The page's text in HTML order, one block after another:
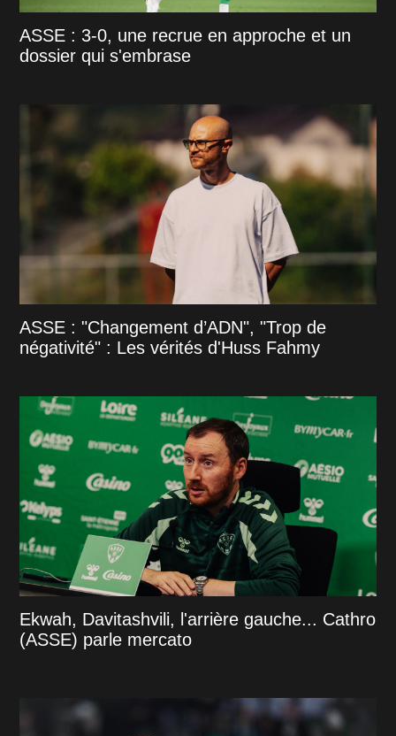
ASSE : 3-0, une recrue en approche et un
dossier qui s'embrase
ASSE : "Changement d’ADN", "Trop de
négativité" : Les vérités d'Huss Fahmy
Ekwah, Davitashvili, l'arrière gauche... Cathro
(ASSE) parle mercato